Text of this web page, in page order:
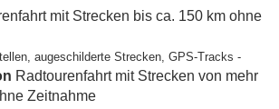
mit Strecken bis ca. 150 km ohne
augeschilderte Strecken, GPS-Tracks -
Radtourenfahrt mit Strecken von mehr
Zeitnahme